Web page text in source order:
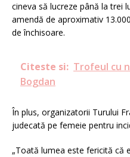
cineva să lucreze până la trei
amendă de aproximativ
de închisoare.
Citeste si: Trofeul cu
Bogdan
În plus, organizatorii Turului
judecată pe femeie pentru
„Toată lumea este fericită că